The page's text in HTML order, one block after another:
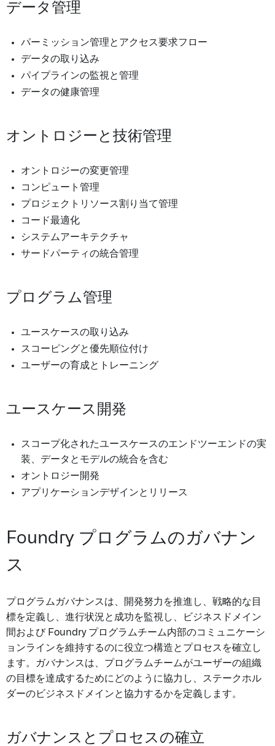
データ管理
パーミッション管理とアクセス要求フロー
データの取り込み
パイプラインの監視と管理
データの健康管理
オントロジーと技術管理
オントロジーの変更管理
コンピュート管理
プロジェクトリソース割り当て管理
コード最適化
システムアーキテクチャ
サードパーティの統合管理
プログラム管理
ユースケースの取り込み
スコーピングと優先順位付け
ユーザーの育成とトレーニング
ユースケース開発
スコープ化されたユースケースのエンドツーエンドの実
装、データとモデルの統合を含む
オントロジー開発
アプリケーションデザインとリリース
Foundry プログラムのガバナン
ス
プログラムガバナンスは、開発努力を推進し、戦略的な目
標を定義し、進行状況と成功を監視し、ビジネスドメイン
間および Foundry プログラムチーム内部のコミュニケーシ
ョンラインを維持するのに役立つ構造とプロセスを確立し
ます。ガバナンスは、プログラムチームがユーザーの組織
の目標を達成するためにどのように協力し、ステークホル
ダーのビジネスドメインと協力するかを定義します。
ガバナンスとプロセスの確立